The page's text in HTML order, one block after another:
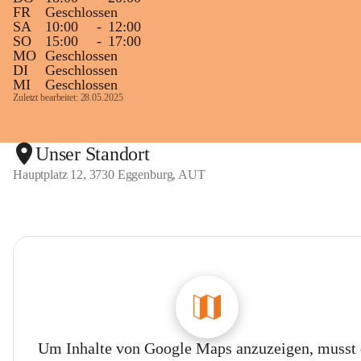
FR
Geschlossen
SA
10:00 - 12:00
SO
15:00 - 17:00
MO Geschlossen
DI
Geschlossen
MI
Geschlossen
Zuletzt bearbeitet: 28.05.2025
Unser Standort
Hauptplatz 12, 3730 Eggenburg, AUT
Um Inhalte von Google Maps anzuzeigen, musst